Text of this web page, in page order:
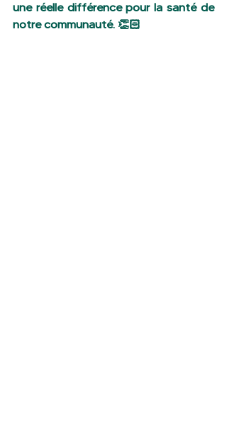
une réelle différence pour la santé de
notre communauté. 👏🏻